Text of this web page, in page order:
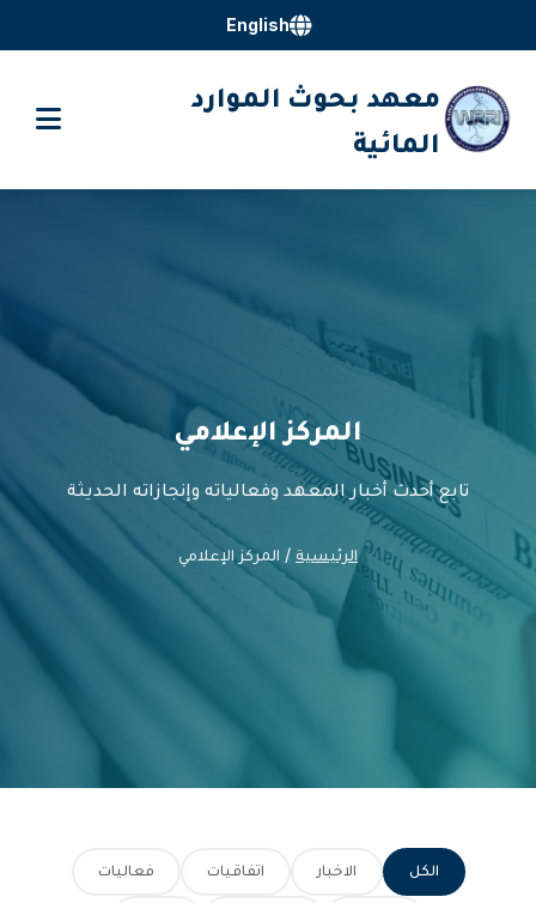
English
معهد بحوث الموارد
المائية
المركز الإعلامي
تابع أحدث أخبار المعهد وفعالياته وإنجازاته الحديثة
الرئيسية / المركز الإعلامي
الكل الاخبار اتفاقيات فعاليات